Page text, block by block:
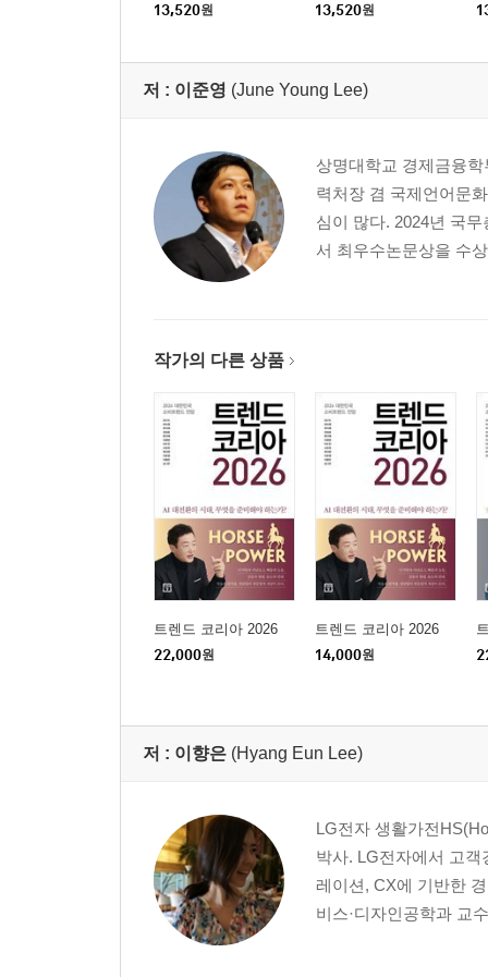
13,520원 13,520원
저 : 이준영 (June Young Lee)
상명대학교 경제금융
력처장 겸 국제언어문
심이 많다. 2024년 국
서 최우수논문상을 수
작가의 다른 상품
트렌드 코리아 2026
22,000원
트렌드 코리아 2026
14,000원
저 : 이향은 (Hyang Eun Lee)
LG전자 생활가전
박사. LG전자에서 고
레이션, CX에 기반한
비스·디자인공학과 교